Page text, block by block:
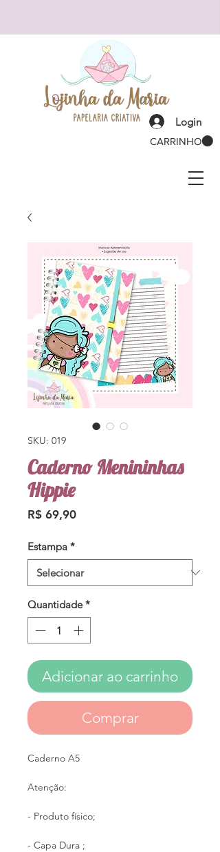
Login
CARRINHO
SKU: 019
Caderno Menininhas
Hippie
R$ 69,90Preço
Estampa *
Quantidade *
Adicionar ao carrinho
Comprar
Caderno A5
Atenção:
- Produto físico;
- Capa Dura ;